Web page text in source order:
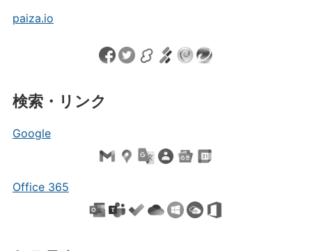
paiza.io
検索・リンク
Google
Office 365